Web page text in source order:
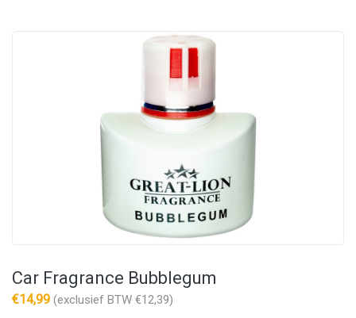
Car Fragrance Bubblegum
€14,99 (exclusief BTW €12,39)